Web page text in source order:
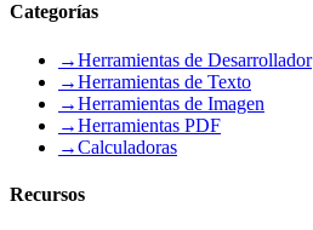
Categorías
→Herramientas de Desarrollador
→Herramientas de Texto
→Herramientas de Imagen
→Herramientas PDF
→Calculadoras
Recursos